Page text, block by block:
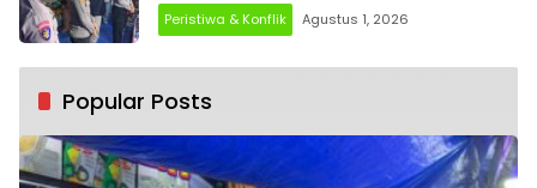
Peristiwa & Konflik Agustus 1, 2026
Popular Posts